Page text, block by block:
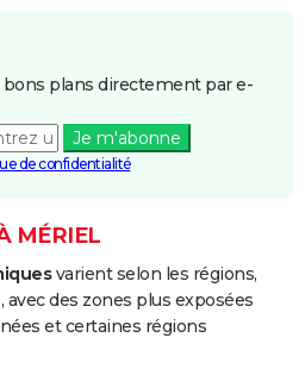
18/01/1994 28 j
22/08/1991 1 j Oui
bons plans directement par e-
Je m'abonne
de confidentialité
MÉRIEL
varient selon les régions,
des zones plus exposées
et certaines régions